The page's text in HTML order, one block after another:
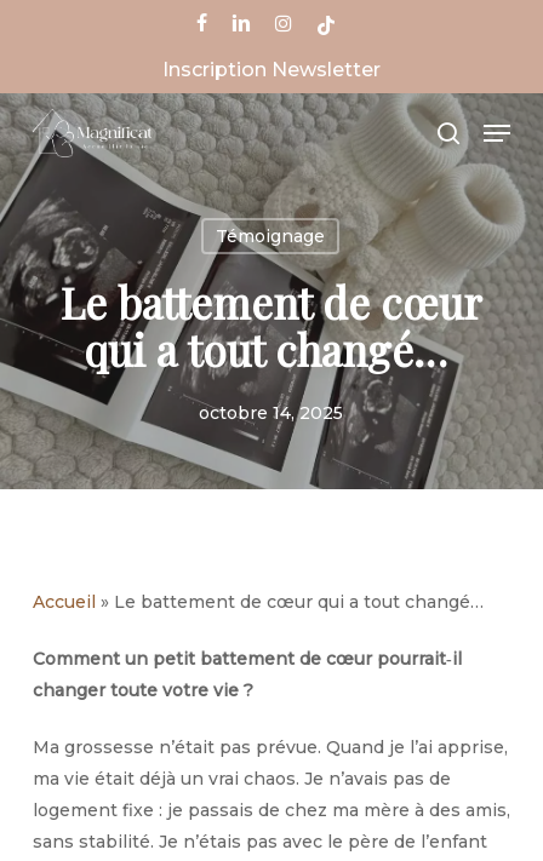
content
facebooklinkedininstagram
tiktok
Inscription Newsletter
search
Témoignage
Le battement de cœur
qui a tout changé…
octobre 14, 2025
Accueil » Le battement de cœur qui a tout changé…
Comment un petit battement de cœur pourrait‑il
changer toute votre vie ?
Ma grossesse n’était pas prévue. Quand je l’ai apprise,
ma vie était déjà un vrai chaos. Je n’avais pas de
logement fixe : je passais de chez ma mère à des amis,
sans stabilité. Je n’étais pas avec le père de l’enfant
Menu